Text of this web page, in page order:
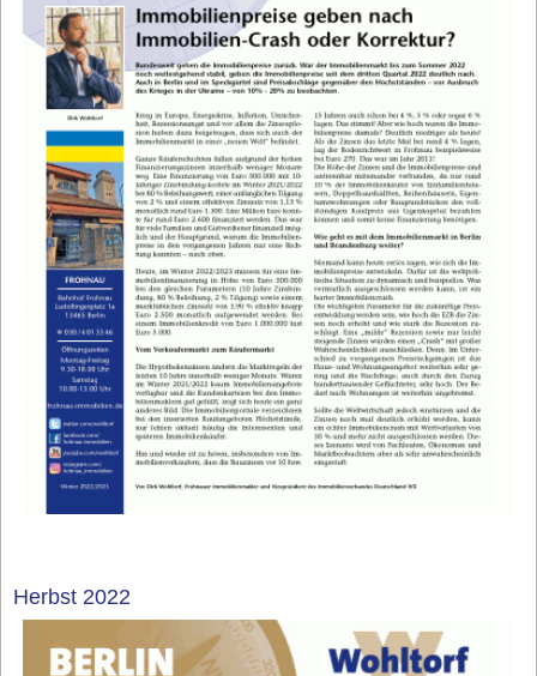
Herbst 2022